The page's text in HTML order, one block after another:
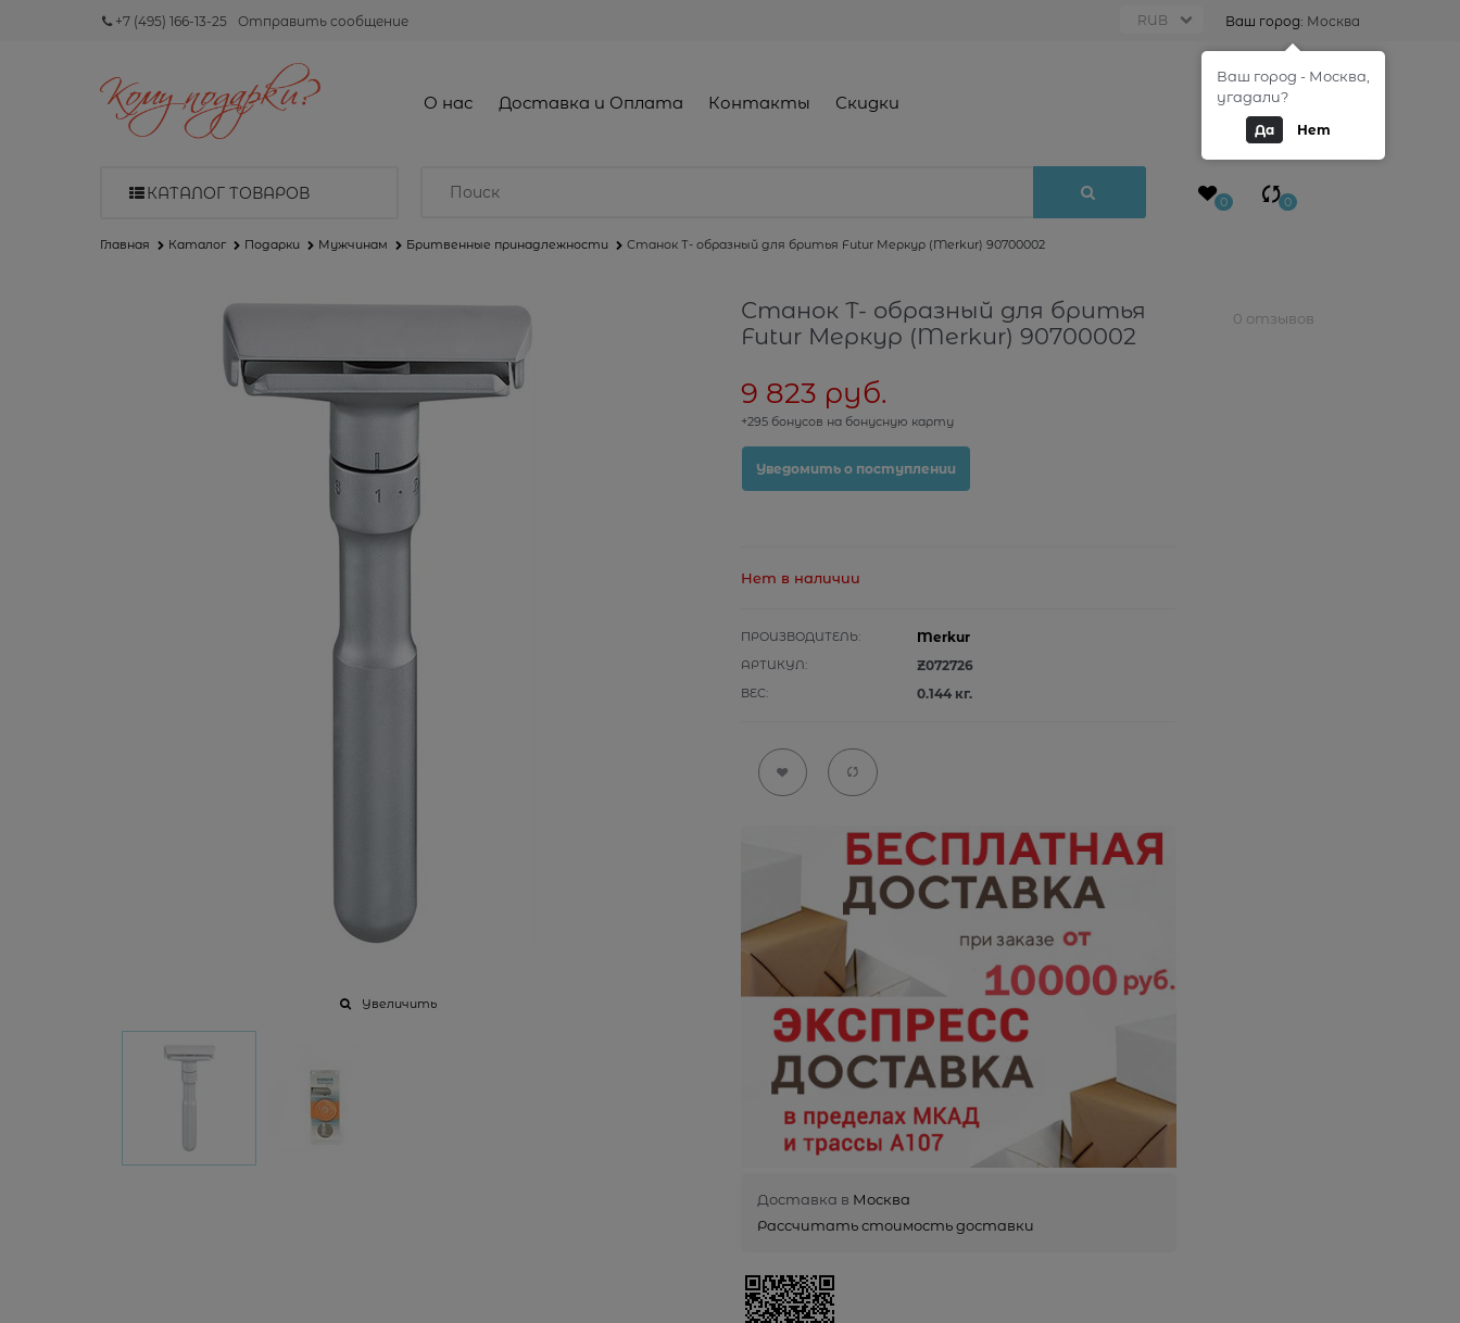
+7 (495) 166-13-25 Отправить сообщение Ваш город: Москва
О нас Доставка и Оплата Контакты Скидки
0
КАТАЛОГ ТОВАРОВ 0 0
Главная Каталог Подарки Мужчинам Бритвенные принадлежности Станок Т- образный для бритья Futur Меркур (Merkur) 90700002
Увеличить
Станок Т- образный для бритья
Futur Меркур (Merkur) 90700002
9 823 руб.
+295 бонусов на бонусную карту
Уведомить о поступлении
Нет в наличии
ПРОИЗВОДИТЕЛЬ: Merkur
АРТИКУЛ: Z072726
ВЕС: 0.144кг.
Доставка в Москва
Рассчитать стоимость доставки
0 отзывов
Ваш город - Москва,
угадали?
Да Нет